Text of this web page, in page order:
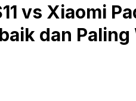
vs Xiaomi
dan